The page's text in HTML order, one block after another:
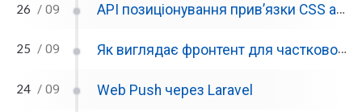
26 / 09 API позиціонування прив’язки CSS або позіціювання поповерів
25 / 09 Як виглядає фронтент для частково статичного клона Reddit
24 / 09 Web Push через Laravel